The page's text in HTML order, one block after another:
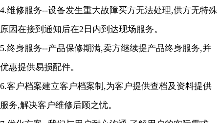
4.维修服务--设备发生重大故障买方无法处理,供方无特殊
原因在接到通知后在2 日内到达现场服务。
5.终身服务--产品保修期满,卖方继续提产品终身服务,并
优惠提供易损配件。
6.客户档案建立客户档案制 ,为客户提供查档及资料提供
服务,解决客户维修后顾之忧。